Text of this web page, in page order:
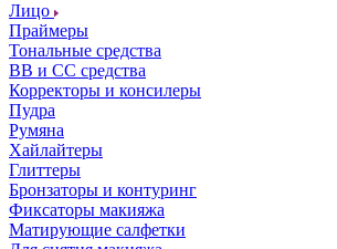
Лицо
Праймеры
Тональные средства
ВВ и СС средства
Корректоры и консилеры
Пудра
Румяна
Хайлайтеры
Глиттеры
Бронзаторы и контуринг
Фиксаторы макияжа
Матирующие салфетки